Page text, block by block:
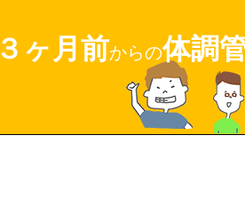
３ヶ月前からの体調